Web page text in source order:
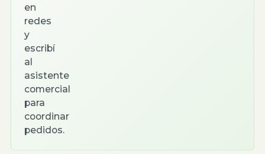
en
redes
y
escribí
al
asistente
comercial
para
coordinar
pedidos.